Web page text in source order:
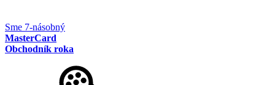
Sme 7-násobný
MasterCard
Obchodník roka